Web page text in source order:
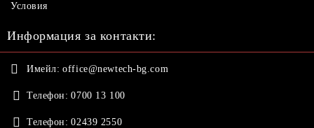
Условия
Информация за контакти:
Имейл: office@newtech-bg.com
Телефон: 0700 13 100
Телефон: 02439 2550